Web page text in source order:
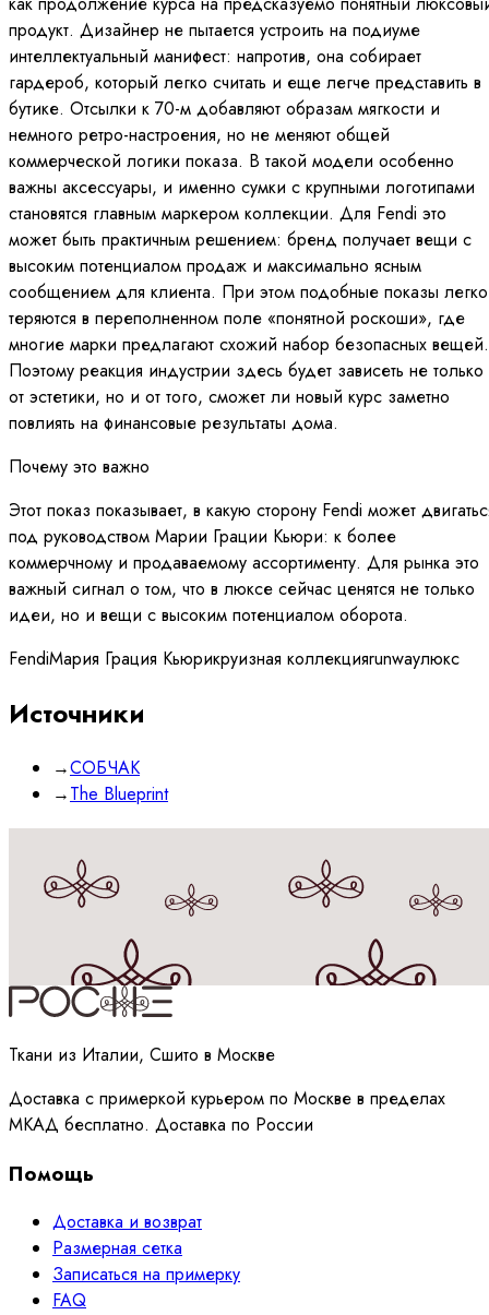
продукт. Дизайнер не пытается устроить на подиуме
интеллектуальный манифест: напротив, она собирает
гардероб, который легко считать и еще легче представить в
бутике. Отсылки к 70-м добавляют образам мягкости и
немного ретро-настроения, но не меняют общей
коммерческой логики показа. В такой модели особенно
важны аксессуары, и именно сумки с крупными логотипами
становятся главным маркером коллекции. Для Fendi это
может быть практичным решением: бренд получает вещи с
высоким потенциалом продаж и максимально ясным
сообщением для клиента. При этом подобные показы легко
теряются в переполненном поле «понятной роскоши», где
многие марки предлагают схожий набор безопасных вещей.
Поэтому реакция индустрии здесь будет зависеть не только
от эстетики, но и от того, сможет ли новый курс заметно
повлиять на финансовые результаты дома.
Почему это важно
Этот показ показывает, в какую сторону Fendi может
под руководством Марии Грации Кьюри: к более
коммерчному и продаваемому ассортименту. Для рынка это
важный сигнал о том, что в люксе сейчас ценятся не только
идеи, но и вещи с высоким потенциалом оборота.
FendiМария Грация Кьюрикруизная коллекцияrunwayлюкс
Источники
→СОБЧАК
→The Blueprint
Принимаюполитикуобработки данных
Ткани из Италии, Сшито в Москве
Доставка с примеркой курьером по Москве в пределах
МКАД бесплатно. Доставка по России
Помощь
Доставка и возврат
Размерная сетка
Записаться на примерку
FAQ